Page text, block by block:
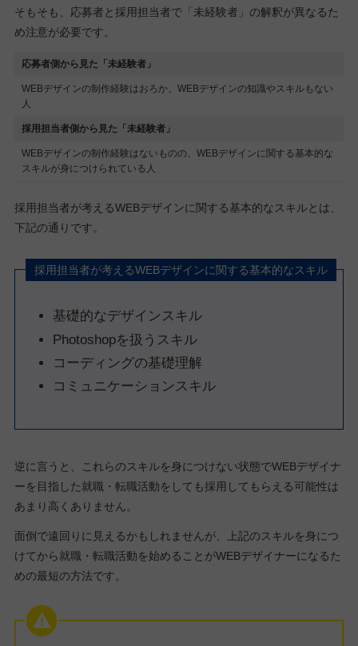
そもそも、応募者と採用担当者で「未経験者」の解釈が異なるた
め注意が必要です。
応募者側から見た「未経験者」
WEBデザインの制作経験はおろか、WEBデザインの知識やスキルもない
人
採用担当者側から見た「未経験者」
WEBデザインの制作経験はないものの、WEBデザインに関する基本的な
スキルが身につけられている人
採用担当者が考えるWEBデザインに関する基本的なスキルとは、
下記の通りです。
採用担当者が考えるWEBデザインに関する基本的なスキル
基礎的なデザインスキル
Photoshopを扱うスキル
コーディングの基礎理解
コミュニケーションスキル
逆に言うと、これらのスキルを身につけない状態でWEBデザイナ
ーを目指した就職・転職活動をしても採用してもらえる可能性は
あまり高くありません。
面倒で遠回りに見えるかもしれませんが、上記のスキルを身につ
けてから就職・転職活動を始めることがWEBデザイナーになるた
めの最短の方法です。